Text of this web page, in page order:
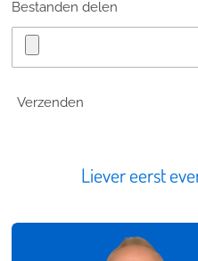
Bestanden delen
Verzenden
Liever eerst